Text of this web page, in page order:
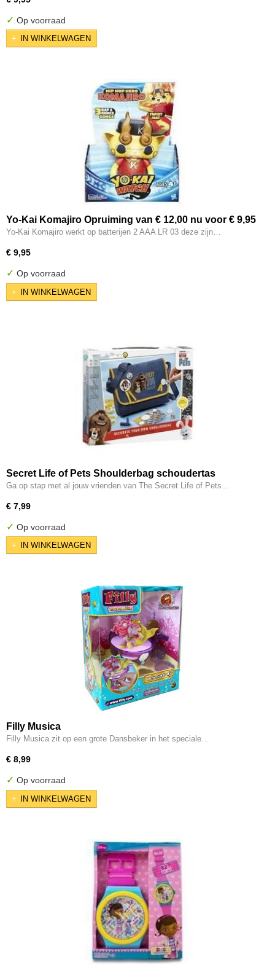
✓ Op voorraad
IN WINKELWAGEN
Yo-Kai Komajiro Opruiming van € 12,00 nu voor € 9,95
Yo-Kai Komajiro werkt op batterijen 2 AAA LR 03 deze zijn…
€ 9,95
✓ Op voorraad
IN WINKELWAGEN
Secret Life of Pets Shoulderbag schoudertas
Ga op stap met al jouw vrienden van The Secret Life of Pets…
€ 7,99
✓ Op voorraad
IN WINKELWAGEN
Filly Musica
Filly Musica zit op een grote Dansbeker in het speciale…
€ 8,99
✓ Op voorraad
IN WINKELWAGEN